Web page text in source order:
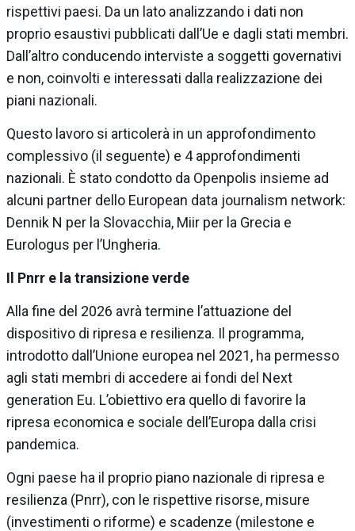
rispettivi paesi. Da un lato analizzando i dati non
proprio esaustivi pubblicati dall’Ue e dagli stati membri.
Dall’altro conducendo interviste a soggetti governativi
e non, coinvolti e interessati dalla realizzazione dei
piani nazionali.
Questo lavoro si articolerà in un approfondimento
complessivo (il seguente) e 4 approfondimenti
nazionali. È stato condotto da Openpolis insieme ad
alcuni partner dello European data journalism network:
Dennik N per la Slovacchia, Miir per la Grecia e
Eurologus per l’Ungheria.
Il Pnrr e la transizione verde
Alla fine del 2026 avrà termine l’attuazione del
dispositivo di ripresa e resilienza. Il programma,
introdotto dall’Unione europea nel 2021, ha permesso
agli stati membri di accedere ai fondi del Next
generation Eu. L’obiettivo era quello di favorire la
ripresa economica e sociale dell’Europa dalla crisi
pandemica.
Ogni paese ha il proprio piano nazionale di ripresa e
resilienza (Pnrr), con le rispettive risorse, misure
(investimenti o riforme) e scadenze (milestone e